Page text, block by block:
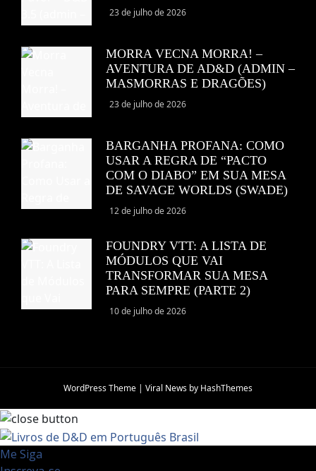
23 de julho de 2026
MORRA VECNA MORRA! –
AVENTURA DE AD&D (ADMIN –
MASMORRAS E DRAGÕES)
23 de julho de 2026
BARGANHA PROFANA: COMO
USAR A REGRA DE “PACTO
COM O DIABO” EM SUA MESA
DE SAVAGE WORLDS (SWADE)
12 de julho de 2026
FOUNDRY VTT: A LISTA DE
MÓDULOS QUE VAI
TRANSFORMAR SUA MESA
PARA SEMPRE (PARTE 2)
10 de julho de 2026
WordPress Theme | Viral News by HashThemes
Me Siga